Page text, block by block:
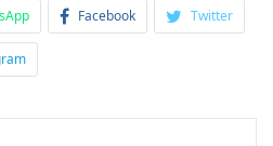
Facebook Twitter